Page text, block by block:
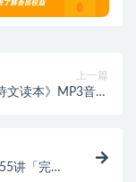
上一篇
文读本》MP3音频
讲「完